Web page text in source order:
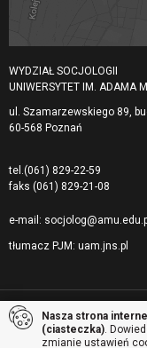
WYDZIAŁ SOCJOLOGII
UNIWERSYTET IM. ADAMA
ul. Szamarzewskiego 89,
60-568 Poznań
tel.(061) 829-22-59
faks (061) 829-21-08
e-mail:
tłumacz PJM: uam.jns.pl
© 2026 Uniwersytet Adama
zastrzeżone
Nasza strona
(ciasteczka).
zmianie ustawień